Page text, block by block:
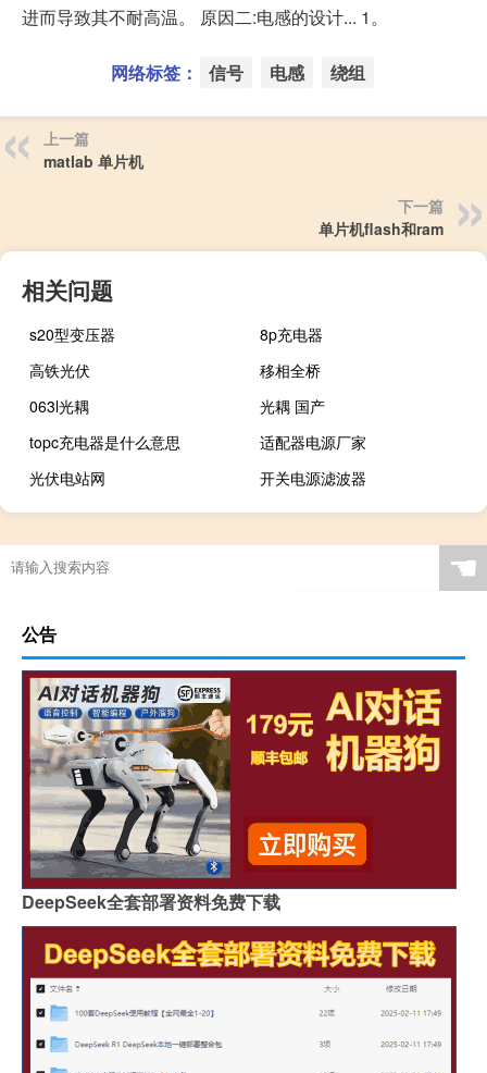
进而导致其不耐高温。 原因二:电感的设计... 1。
网络标签： 信号 电感 绕组
上一篇
matlab 单片机
下一篇
单片机flash和ram
相关问题
s20型变压器
8p充电器
高铁光伏
移相全桥
063l光耦
光耦 国产
topc充电器是什么意思
适配器电源厂家
光伏电站网
开关电源滤波器
☚
公告
DeepSeek全套部署资料免费下载